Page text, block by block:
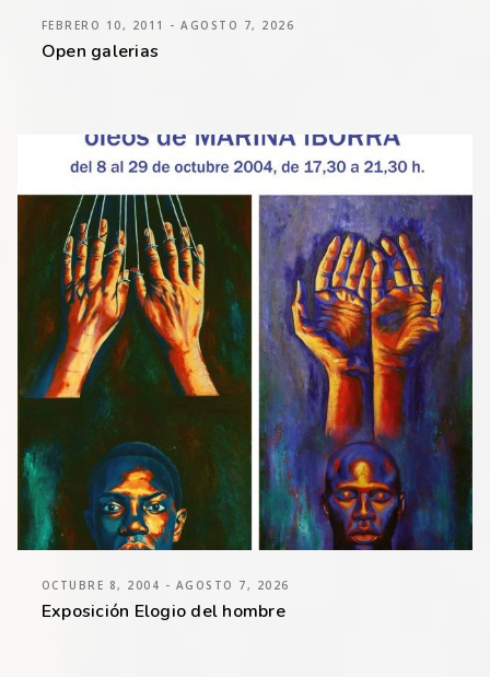
FEBRERO 10, 2011 - AGOSTO 7, 2026
Open galerias
OCTUBRE 8, 2004 - AGOSTO 7, 2026
Exposición Elogio del hombre